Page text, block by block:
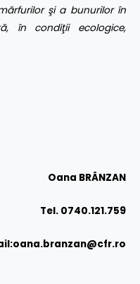
şi a bunurilor în
în condiţii ecologice,
Oana BRÂNZAN
Tel. 0740.121.759
oana.branzan@cfr.ro